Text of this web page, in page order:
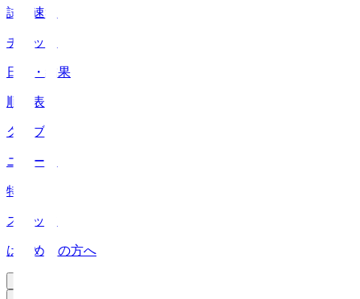
試合速報
チケット
日程・結果
順位表
クラブ
ニュース
特集
スタッツ
はじめての方へ